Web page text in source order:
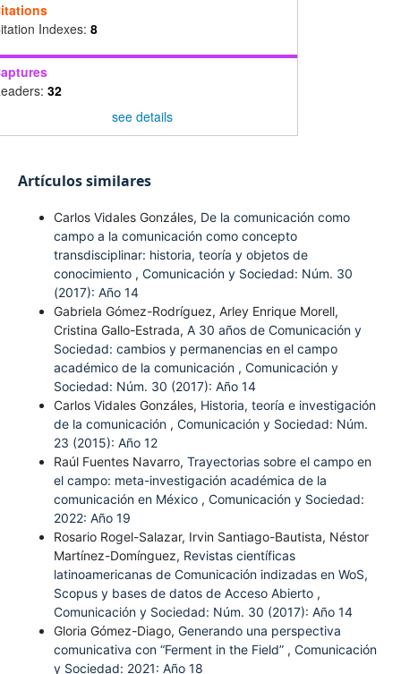
Indexes: 8
32
see details
Artículos similares
Carlos Vidales Gonzáles, De la comunicación como
campo a la comunicación como concepto
transdisciplinar: historia, teoría y objetos de
conocimiento , Comunicación y Sociedad: Núm. 30
(2017): Año 14
Gabriela Gómez-Rodríguez, Arley Enrique Morell,
Cristina Gallo-Estrada, A 30 años de Comunicación y
Sociedad: cambios y permanencias en el campo
académico de la comunicación , Comunicación y
Sociedad: Núm. 30 (2017): Año 14
Carlos Vidales Gonzáles, Historia, teoría e investigación
de la comunicación , Comunicación y Sociedad: Núm.
23 (2015): Año 12
Raúl Fuentes Navarro, Trayectorias sobre el campo en
el campo: meta-investigación académica de la
comunicación en México , Comunicación y Sociedad:
2022: Año 19
Rosario Rogel-Salazar, Irvin Santiago-Bautista, Néstor
Martínez-Domínguez, Revistas científicas
latinoamericanas de Comunicación indizadas en WoS,
Scopus y bases de datos de Acceso Abierto ,
Comunicación y Sociedad: Núm. 30 (2017): Año 14
Gloria Gómez-Diago, Generando una perspectiva
comunicativa con “Ferment in the Field” , Comunicación
y Sociedad: 2021: Año 18